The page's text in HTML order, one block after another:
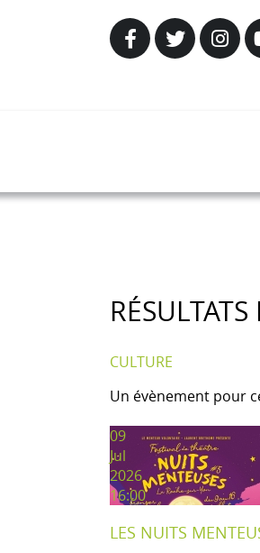
CULTURE
Un évènement pour
09
Jul
2026
16:00
LES NUITS